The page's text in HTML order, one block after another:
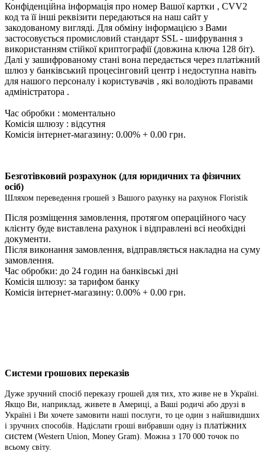
Конфіденційна інформація про номер Вашої картки , CVV2
код та її інші реквізити передаються на наш сайт у
закодованому вигляді. Для обміну інформацією з Вами
застосовується промисловий стандарт SSL - шифрування з
використанням стійкої криптографії (довжина ключа 128 біт).
Далі у зашифрованому стані вона передається через платіжний
шлюз у банківський процесінговий центр і недоступна навіть
для нашого персоналу і користувачів , які володіють правами
адміністратора .
Час обробки : моментально
Комісія шлюзу : відсутня
Комісія інтернет-магазину: 0.00% + 0.00 грн.
Безготівковий розрахунок (для юридичних та фізичних
осіб)
Шляхом переведення грошей з Вашого рахунку на рахунок Floristik
Після розміщення замовлення, протягом операційного часу
клієнту буде виставлена ​​рахунок і відправлені всі необхідні
документи.
Після виконання замовлення, відправляється накладна на суму
замовлення.
Час обробки: до 24 годин на банківські дні
Комісія шлюзу: за тарифом банку
Комісія інтернет-магазину: 0.00% + 0.00 грн.
Системи грошових переказів
Дуже зручний спосіб переказу грошей для тих, хто живе не в Україні.
Якщо Ви, наприклад, живете в Америці, а Ваші родичі або друзі в
Україні і Ви хочете замовити наші послуги, то це один з найшвидших
і зручних способів. Надіслати гроші вибравши одну із платіжних
систем (Western Union, Money Gram). Можна з 170 000 точок по
всьому світу.